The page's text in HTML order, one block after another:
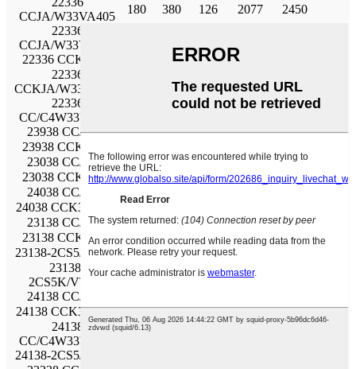
CCJA/W33VA405
180 380 126 2077
2450
22336
CCJA/W33VA406
22336 CCK/W33
380 126 2077
22336
CCKJA/W33VA405
380 126 2077
2450
22336
CC/C4W33VA991
380 126 2077
2450
23938 CC/W33
190 260 52 499
800
23938 CCK/W33
23038 CC/W33
190 290 75 916
1340
23038 CCK/W33
190 290 75 916
1340
24038 CC/W33
24038 CCK30/W33
190 290
23138 CC/W33
190 320 104 1456
2080
23138 CCK/W33
190 320 104 1456
2080
23138-2CS5/VT143
190 320 104 1458
23138-
2CS5K/VT143
190 320 104 1458
24138 CC/W33
24138 CCK30/W33
190 320 128 1652
2500
24138
CC/C4W33VA991
190
24138-2CS5/VT143